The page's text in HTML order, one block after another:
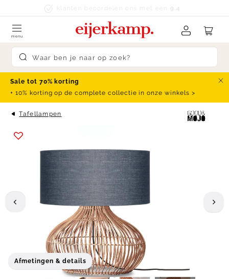
Skip to content 9.4
Submit search
menu
Sale tot 70% korting
+ 10% korting op de complete collectie in onze winkels >
Tafellampen
Afmetingen & details